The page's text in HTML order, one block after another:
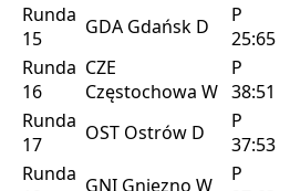
Runda
15
GDA Gdańsk D
P
25:65
Runda
16
CZE
Częstochowa W
P
38:51
Runda
17
OST Ostrów D
P
37:53
Runda GNI Gniezno W
P